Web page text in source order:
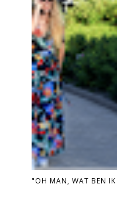
"OH MAN, WAT BEN